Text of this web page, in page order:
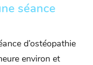
séance
d’ostéopathie
environ et